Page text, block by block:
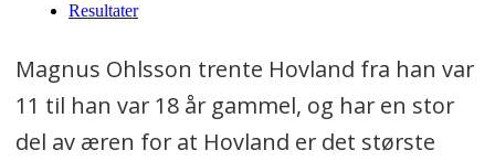
Magnus Ohlsson trente Hovland fra han var
11 til han var 18 år gammel, og har en stor
del av æren for at Hovland er det største